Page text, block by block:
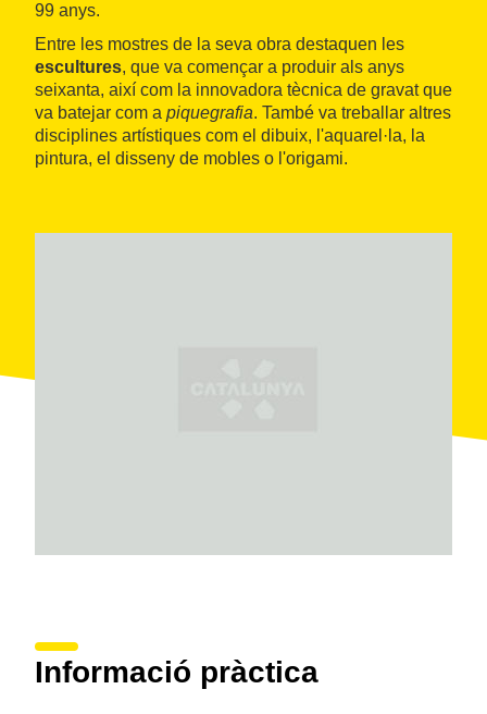
99 anys.
Entre les mostres de la seva obra destaquen les
escultures, que va començar a produir als anys
seixanta, així com la innovadora tècnica de gravat que
va batejar com a piquegrafia. També va treballar altres
disciplines artístiques com el dibuix, l'aquarel·la, la
pintura, el disseny de mobles o l'origami.
Informació pràctica